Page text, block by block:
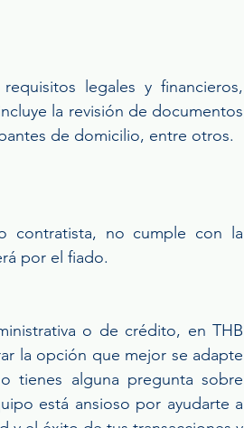
legales y financieros,
la revisión de documentos
de domicilio, entre otros.
contratista, no cumple con la
por el fiado.
o de crédito, en THB
la opción que mejor se adapte
tienes alguna pregunta sobre
está ansioso por ayudarte a